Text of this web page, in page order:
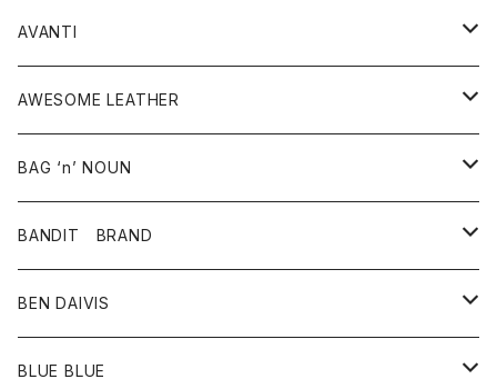
シューズ
アクセサリー
その他雑貨
ジャケット
ベスト
シャツ
ワンピース
ボトム
スカート
パンツ
グッズ
靴
ウォレット
バッグ
グッズ
靴
AVANTI
シャツ
AWESOME LEATHER
アウター
革ジャケット
BAG ‘n’ NOUN
アクセサリー
バッグ
ポーチ
BANDIT BRAND
トップス
Ｔシャツ
BEN DAIVIS
ポトム
BLUE BLUE